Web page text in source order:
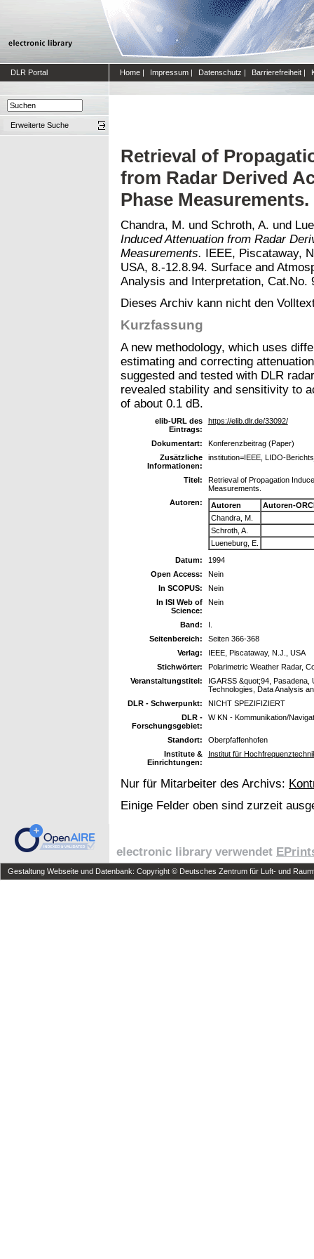
DLR Portal Home | Impressum | Datenschutz | Barrierefreiheit |
Erweiterte Suche
Retrieval of
from Radar Derived
Phase Measurements.
Chandra, M. und Schroth, A. und
Induced Attenuation from Radar
Measurements. IEEE, Piscataway,
USA, 8.-12.8.94. Surface and
Analysis and Interpretation, Cat.No.
Dieses Archiv kann nicht den
Kurzfassung
A new methodology, which uses
estimating and correcting
suggested and tested with DLR
revealed stability and sensitivity to
of about 0.1 dB.
elib-URL des
Eintrags:
https://elib.dlr.de/33092/
Dokumentart:
Konferenzbeitrag (Paper)
Zusätzliche
Informationen:
institution=IEEE, LIDO-
Titel:
Retrieval of Propagation
Measurements.
Autoren:
Autoren
Autoren-
Chandra, M.
Schroth, A.
Lueneburg, E.
Datum:
1994
Open Access:
Nein
In SCOPUS:
Nein
In ISI Web of
Science:
Nein
Band:
I.
Seitenbereich:
Seiten 366-368
Verlag:
IEEE, Piscataway, N.J., USA
Stichwörter:
Polarimetric Weather Radar,
Veranstaltungstitel:
IGARSS &quot;94, Pasadena,
Technologies, Data Analysis
DLR - Schwerpunkt:
NICHT SPEZIFIZIERT
DLR -
Forschungsgebiet:
W KN - Kommunikation/
Standort:
Oberpfaffenhofen
Institute &
Einrichtungen:
Institut für
Nur für Mitarbeiter des Archivs:
Einige Felder oben sind zurzeit
electronic library verwendet
Gestaltung Webseite und Datenbank: Copyright © Deutsches Zentrum für Luft- und